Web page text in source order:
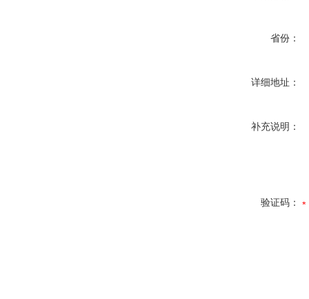
省份：
详细地址：
补充说明：
验证码：